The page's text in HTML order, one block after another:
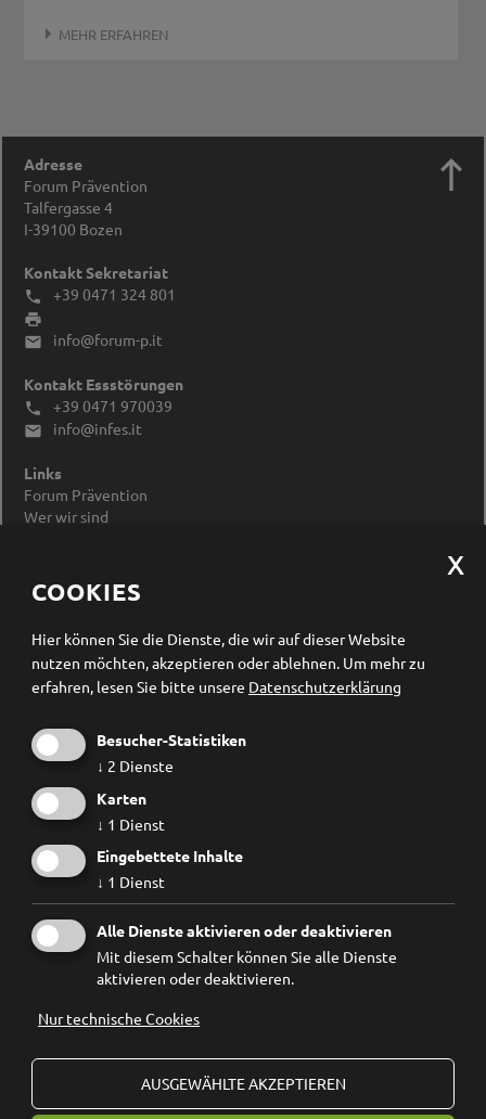
MEHR ERFAHREN
Adresse
Forum Prävention
Talfergasse 4
I-39100 Bozen
Kontakt Sekretariat
 +39 0471 324 801


info@forum-p.it
Kontakt Essstörungen
 +39 0471 970039
 info@infes.it
Links
Forum Prävention
Wer wir sind
Cookieeinstellungen ändern

Newsletter Anmeldung
erkenne diese ausdrücklich an.
© 2026
Stiftung Forum Prävention KDS
COOKIES
Hier können Sie die Dienste, die wir auf dieser Website
nutzen möchten, akzeptieren oder ablehnen. Um mehr zu
erfahren, lesen Sie bitte unsere Datenschutzerklärung
Besucher-Statistiken
↓ 2 Dienste
Karten
↓ 1 Dienst
Eingebettete Inhalte
↓ 1 Dienst
Alle Dienste aktivieren oder deaktivieren
Mit diesem Schalter können Sie alle Dienste
aktivieren oder deaktivieren.
Nur technische Cookies
AUSGEWÄHLTE AKZEPTIEREN